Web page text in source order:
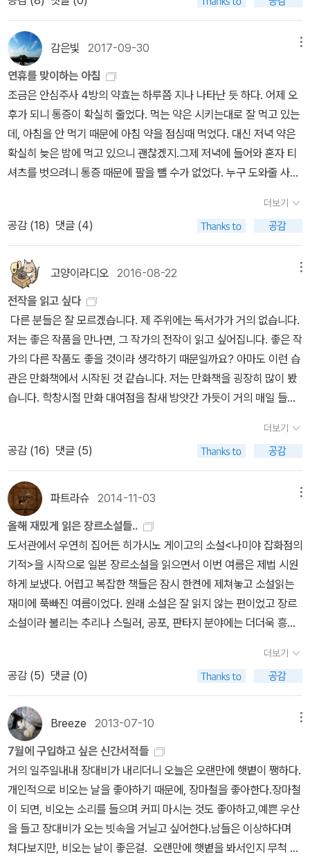
하는 것이 아닐까. 결론적으로 독자에게 메시지를 전달하는 주제의식
이 부족했다고 생각된다. '정신병'이나 '심령 현상'이라는 소재 또한 애
매하기 그지없다. '사형제도'와 '역사의식'과는 다르게 정확한 치료법
으로 규명할 수 없는 '정신병'이나 논리적인 설명이 통하지 않는 허구
의 '심령 현상'과 같은 소재에서는 공감을 얻기 힘들었다. 이것은 곧
허술한 구성으로 이어져 마무리 또한 뻔하고 식상하여 커다란 실망감
을 안겨주었다. 기대감과는 다르게 읽는 재미는 물론 '중절'에 대한 사
회비판과 고민에 깊이 몰입하지 못했던 아쉬운 작품이 되었다. 데뷔
전자책까지 매번 발행된다면 더 바랄 것이 없겠다.
은자에게 입이있다는 단편집입니다. 초자연적인 요소가 가득 다긴 신
간 단편집은 폭염의 무더위에 지친 이들이 읽으면 등골이 오싹할 정
도로 서늘한 느낌을 주어서 한여름 더위을 날릴 수 있다고 하는군요.
다카노 가즈아키는 일본에서 각종 추리상을 수상한 사회파 추리소설
의 대표적인 작가로 국내에도 많은 작품들이 소개되어 있습니다. 그
런데 일본의 인기 추리소설 작가가 자국인 일본보다 한국에서 신작을
먼저 출간한다니 참 의외란 생각이 드는데 한편으론 한국의 추리소설
시장이 많이 확대된 것이란 생각에 기쁜 마음이 들기도 하네요^^by
caspi
감은빛 2017-09-30
연휴를 맞이하는 아침
조금은 안심주사 4방의 약효는 하루쯤 지나 나타난 듯 하다. 어제 오
후가 되니 통증이 확실히 줄었다. 먹는 약은 시키는대로 잘 먹고 있는
데, 아침을 안 먹기 때문에 아침 약을 점심때 먹었다. 대신 저녁 약은
확실히 늦은 밤에 먹고 있으니 괜찮겠지.그제 저녁에 들어와 혼자 티
셔츠를 벗으려니 통증 때문에 팔을 뺄 수가 없었다. 누구 도와줄 사람
증을 참고 억지로 팔을 빼고 옷을 벗었더니 나도 모르게 욕이 나왔다.
어제 아침 전날과 별로 달라지지 않은 통증에 좀 놀라고, 도저히 팔을
움직일 수 없어 씻기도 어려웠고, 또 옷을 입기도 어려웠다. 사무실은
하루 빠지기로 마음 먹고, 자판을 두드려야 하는 일 대신 전화로 조율
해야 하는 일을 주로 했다. 마침 에너지 슈퍼마켓 건과 태양광 발전소
추진 건으로 급한 통화를 해야 했다. 거래처와 시공사와 관련 공무원
등 통화해야 할 사람들은 많았다. 20통 이상의 통화를 했고, 통화 시
간은 대부분 5분을 넘겼고, 가장 긴 통화는 40분 가량이었다.다행히
전화 업무를 통해 해결하려던 부분들은 대부분 잘 풀렸다. 출근을 하
진 않았지만, 퇴근 시간 무렵 나도 자체적으로 일을 접었다. 밀려 있는
엄청난 서류 작업이 마음에 걸렸지만, 그래도 전화로 해결한 일들이
있으니 마음이 아주 불편하지는 않았다.그리고 오늘 아침, 눈을 뜨니
어제보다 훨씬 더 증상이 좋아졌다. 드디어 조심스레 팔을 움직일 수
일으켜 친구가 보내준 볼빨간 사춘기의 신곡들을 들으며 스트레칭을
했다. 노래는 아직 귀에 익지 않아서인지 아주 좋은 줄 모르겠는데, 목
소리는 참 좋다! 왠지 저 목소리로 들으면 뽕짝이라도 아주 좋을 것 같
다.노트북을 켜고 급한 메일 확인하고 간단한 업무를 하면서, 통증이
줄어서 다행이긴 한데, 이거 또 일하다보면 다시 근육이 굳을테고, 그
러면 또 아픈거 아닌가 싶은 걱정이 든다. 여전히 승모근의 피로는 그
대로였고, 손을 대기만 해도 아팠다. 무리하지 말아야 하는데, 연휴가
끝나면 몰려들 그 어마어마한 일을 다 어떻게 해야 할까?연휴 시작!
정은 잠시 접어두고, 애들이랑 재밌게 놀아야지. 이번에는 부산에 가
서도 부모님과 잘 지내고 돌아와야지. 아버지와 정치 얘기로 다투지
말고, 어머니와 종교 문제로 다투지 말아야지. 다짐을 해본다.벌써 꽤
오래 전. 애들 엄마가 부산에 따라가지 않으면서 명절마다 혼자 애들
을 데리고 부산을 다녀왔는데, 그러다 재작년쯤 본인도 명절에 애들
과 집에 가고 싶다는 애들 엄마의 요청에 머리를 한 대 맞은 듯 한 느
낌이 들었다. 당연히 그도 명절을 애들과 보내고 싶을 거란 생각을 못
했다. 장모님은 가까이 사시니, 평소에도 자주 만나기 때문에, 우리 부
모님은 명절 두 번과 여름 휴가 한 번, 일년에 겨우 3번 밖에 아이들을
못 보니, 당연히 명절은 부산에서 보내야만 한다고 생각했다.애들엄
마의 요청은 당연한 것이어서 곧바로 수락했다. 여름 휴가를 다녀오
더보기
공감 (18) 댓글 (4)
고양이라디오 2016-08-22
전작을 읽고 싶다
다른 분들은 잘 모르겠습니다. 제 주위에는 독서가가 거의 없습니다.
저는 좋은 작품을 만나면, 그 작가의 전작이 읽고 싶어집니다. 좋은 작
가의 다른 작품도 좋을 것이라 생각하기 때문일까요? 아마도 이런 습
관은 만화책에서 시작된 것 같습니다. 저는 만화책을 굉장히 많이 봤
습니다. 학창시절 만화 대여점을 참새 방앗간 가듯이 거의 매일 들렀
아실 겁니다. 항상 재미있는 만화책을 찾다보니 우연히 '좋은 작가의
작품은 대부분 좋다.' 라는 것을 깨닫게 되었나 봅니다. 물론, 예외는
있지만요. 그래서인지 영화를 볼 때도 좋아하는 배우나 좋아하는 감
독의 작품을 위주로 선택할 때가 많습니다. <서유기 선리기연>을 보
고, 주성치의 영화를 모조리 봤었습니다. 주성치영화가 아니라면 도
저히 봐줄 수 없는 영화도 있었지만, 그래도 팬심으로 즐겁게 봤습니
다. 영화 <스윙걸즈>를 보고 우에노 주리에 빠져서 우에노 주리의 영
화와 드라마를 섭렵하기도 했습니다. 저는 아직도 주성치와 우에노
주리의 팬입니다. 정말 많은 시간을 함께했으니까요. 그렇게 만화책,
영화를 저자나 감독, 혹은 배우를 기준으로 선정해서 보았습니다. 물
론, 작품을 기준으로 본 만화나 영화도 많습니다. 책도 마찬가지입니
다. 좋은 작품을 만나게 되면, 그 저자의 작품을 모두 읽어보고 싶어집
니다. '하정우' 가 충무로의 흥행보증수표인 것처럼, 좋은 작가는 제게
쁨입니다. 단 하나의 문제는 좋은 작가가 너무 많다는 겁니다. 너무 많
습니다. 제가 가장 좋아하는 작가는 무라카미 하루키입니다. 아직도
그의 모든 작품을 읽지 못했습니다. 표도르 미하일로비치 도스토예프
스키의 작품도 이제 하나씩 읽어나가고 있습니다. 좋아하는 작가는
기하급수적으로 늘어나는데, 그 작가의 전작을 읽는 것은 산술적입니
다. 도저히 감당이 안됩니다. 그럼에도 어찌되었든 다 읽느냐 못 읽느
냐는 중요하지 않습니다. 한 권, 한 권 읽어나가는 기쁨이 있으니까요.
다 읽었다고 해서 기쁨이 배가되진 않습니다. 전작을 읽는 것은 중요
더보기
공감 (16) 댓글 (5)
파트라슈 2014-11-03
올해 재밌게 읽은 장르소설들..
도서관에서 우연히 집어든 히가시노 게이고의 소설<나미야 잡화점의
기적>을 시작으로 일본 장르소설을 읽으면서 이번 여름은 제법 시원
하게 보냈다. 어렵고 복잡한 책들은 잠시 한켠에 제쳐놓고 소설읽는
재미에 푹빠진 여름이었다. 원래 소설은 잘 읽지 않는 편이었고 장르
소설이라 불리는 추리나 스릴러, 공포, 판타지 분야에는 더더욱 흥미
다카노 아키아즈의<제노사이드>,<13계단>같은 몇 몇 작품을 읽고
나서는 이렇게 재미있고 유익한 소설들이 많았다는 사실에 많이 놀랐
다. 특히 다카노 아키아즈의 <제노사이드>는 방대한 전문자료를 토
대로 한 지식오락물의 절정 그 자체였다. 사실 일본소설은 무라카미
하루키의 작품외에는 거의 아는 것도 없었고 예전에 미야베 미유키의
<모방범>을 읽다가 질려버린 경험을 한 이후로 일본 추리소설이나
장르소설에 흥미가 사라졌다. 미야베 미유키의 <모방범>은 밑도 끝
도 없이 이어지는 곁가지 이야기들에 정신을 차리지 못할 정도였다.
그 소설에 등장하는 수많은 인물들의 자질구레한 일상사를 꾸역꾸역
읽고 있으니 시간낭비도 이런 낭비가 없구나 하는 생각이 들었다. 양
파껍질처럼 끝없는 곁다리 이야기가 이어지는 홍명희의 <임꺽정>처
더보기
공감 (5) 댓글 (0)
Breeze 2013-07-10
7월에 구입하고 싶은 신간서적들
거의 일주일내내 장대비가 내리더니 오늘은 오랜만에 햇볕이 쨍하다.
개인적으로 비오는 날을 좋아하기 때문에, 장마철을 좋아한다.장마철
이 되면, 비오는 소리를 들으며 커피 마시는 것도 좋아하고,예쁜 우산
을 들고 장대비가 오는 빗속을 거닐고 싶어한다.남들은 이상하다며
쳐다보지만, 비오는 날이 좋은걸. 오랜만에 햇볕을 봐서인지 무척 더